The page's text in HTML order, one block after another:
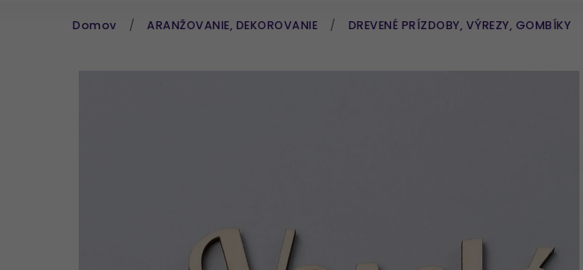
Domov / ARANŽOVANIE, DEKOROVANIE / DREVENÉ PRÍZDOBY, VÝREZY, GOMBÍKY